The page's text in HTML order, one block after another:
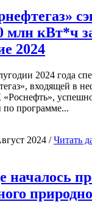
млн кВт*ч
2024
2024 года
входящей в
по программе...
2024 /Читать
началось